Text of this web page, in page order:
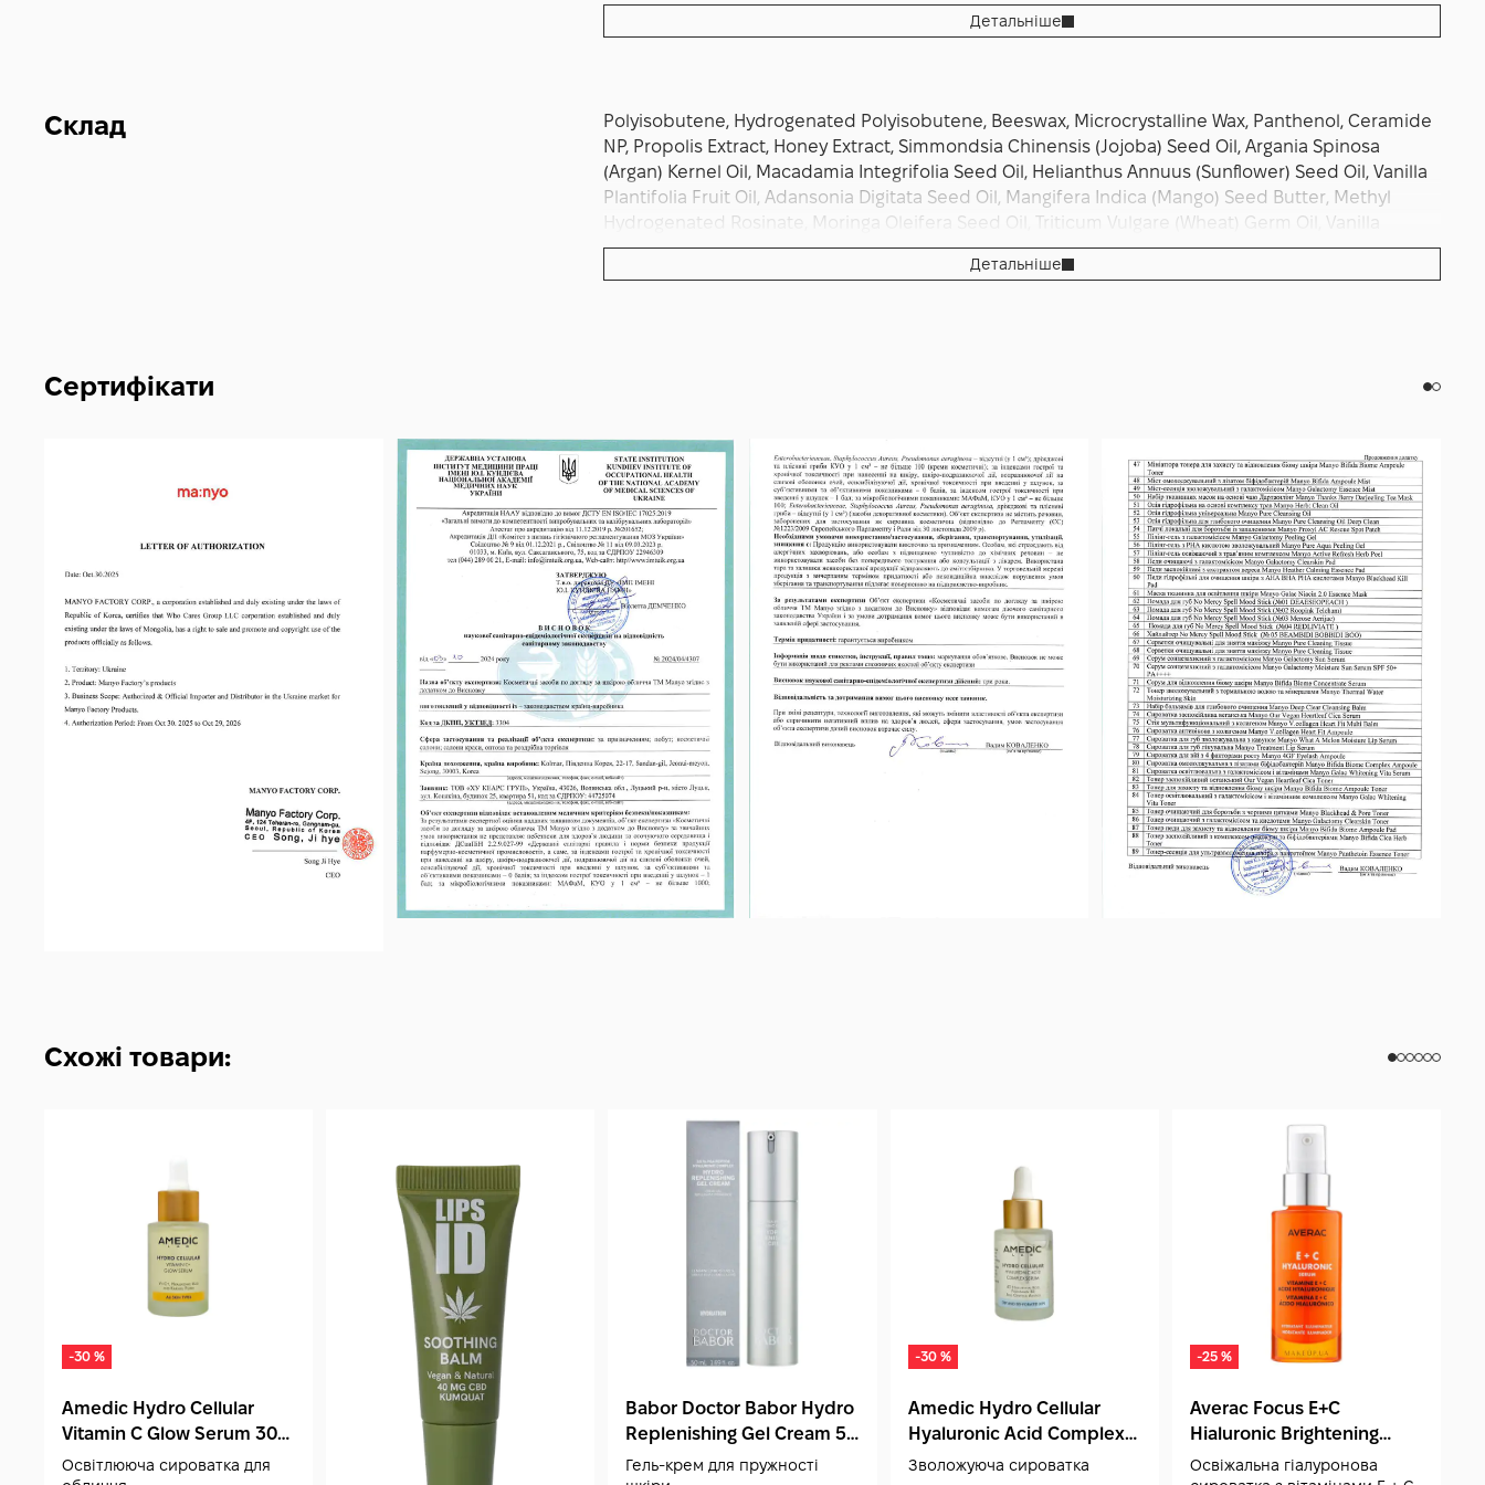
періоди активного лущення можна наносити локально частіше, поки не повернеться
Детальніше
Склад
Polyisobutene, Hydrogenated Polyisobutene, Beeswax, Microcrystalline Wax, Panthenol, Ceramide
NP, Propolis Extract, Honey Extract, Simmondsia Chinensis (Jojoba) Seed Oil, Argania Spinosa
(Argan) Kernel Oil, Macadamia Integrifolia Seed Oil, Helianthus Annuus (Sunflower) Seed Oil, Vanilla
Plantifolia Fruit Oil, Adansonia Digitata Seed Oil, Mangifera Indica (Mango) Seed Butter, Methyl
Hydrogenated Rosinate, Moringa Oleifera Seed Oil, Triticum Vulgare (Wheat) Germ Oil, Vanilla
Plantifolia Fruit Extract, Mentha Spicata Herb Oil, Elaeis Guineensis Oil, Tocopherol.
Детальніше
Сертифікати
Схожі товари:
-30 %
Amedic Hydro Cellular
Vitamin C Glow Serum 30
мл
Освітлююча сироватка для
Babor Doctor Babor Hydro
Replenishing Gel Cream 50
мл
Гель-крем для пружності
-30 %
Amedic Hydro Cellular
Hyaluronic Acid Complex
Serum 30 мл
Зволожуюча сироватка
-25 %
Averac Focus E+C
Hialuronic Brightening
Serum 30 мл
Освіжальна гіалуронова